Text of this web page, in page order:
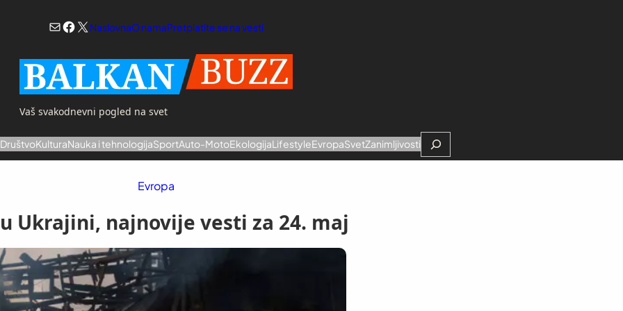
Mail
Facebook
X NaslovnaO namaPretplatite se na vesti
Vaš svakodnevni pogled na svet
DruštvoKulturaNauka i tehnologijaSportAuto-MotoEkologijaLifestyleEvropaSvetZanimljivostiSearch
Evropa
Ukrajini, najnovije vesti za 24. maj